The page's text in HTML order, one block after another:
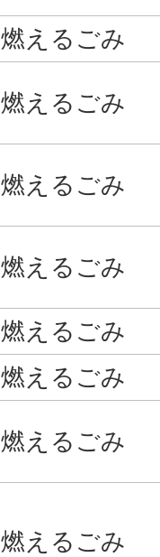
燃えるごみ
燃えるごみ
燃えるごみ
燃えるごみ
燃えるごみ
燃えるごみ
燃えるごみ
燃えるごみ